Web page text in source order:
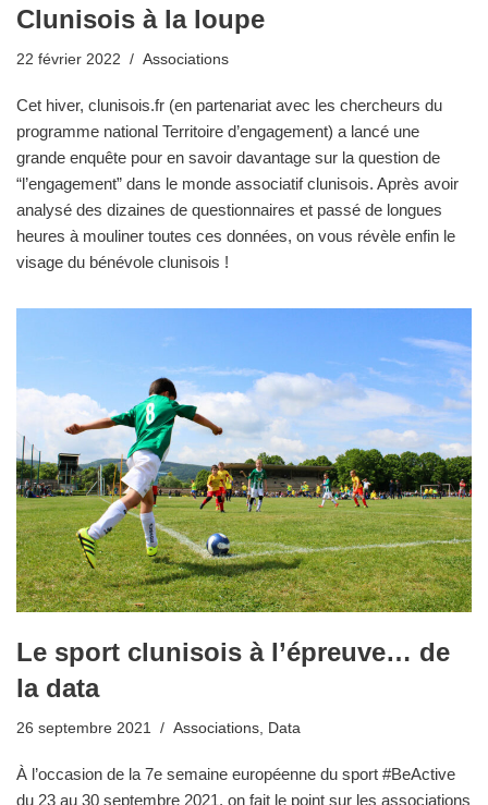
Clunisois à la loupe
22 février 2022 Associations
Cet hiver, clunisois.fr (en partenariat avec les chercheurs du
programme national Territoire d’engagement) a lancé une
grande enquête pour en savoir davantage sur la question de
“l’engagement” dans le monde associatif clunisois. Après avoir
analysé des dizaines de questionnaires et passé de longues
heures à mouliner toutes ces données, on vous révèle enfin le
visage du bénévole clunisois !
Le sport clunisois à l’épreuve… de
la data
26 septembre 2021 Associations Data
À l’occasion de la 7e semaine européenne du sport #BeActive
du 23 au 30 septembre 2021, on fait le point sur les associations